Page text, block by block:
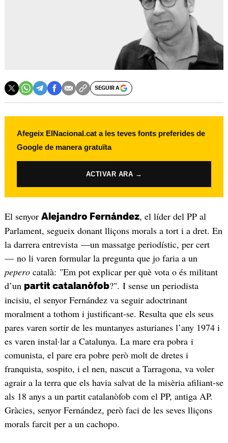
SEGUIR A
Afegeix ElNacional.cat a les teves fonts preferides de
Google de manera gratuïta
ACTIVAR ARA →
El senyor Alejandro Fernández, el líder del PP al
Parlament, segueix donant lliçons morals a tort i a dret. En
la darrera entrevista —un massatge periodístic, per cert
— no li varen formular la pregunta que jo faria a un
pepero català: "Em pot explicar per què vota o és militant
d’un partit catalanòfob?". I sense un periodista
incisiu, el senyor Fernández va seguir adoctrinant
moralment a tothom i justificant-se. Resulta que els seus
pares varen sortir de les muntanyes asturianes l’any 1974 i
es varen instal·lar a Catalunya. La mare era pobra i
comunista, el pare era pobre però molt de dretes i
franquista, sospito, i el nen, nascut a Tarragona, va voler
agrair a la terra que els havia salvat de la misèria afiliant-se
als 18 anys a un partit catalanòfob com el PP, antiga AP.
Gràcies, senyor Fernández, però faci de les seves lliçons
morals farcit per a un cachopo.